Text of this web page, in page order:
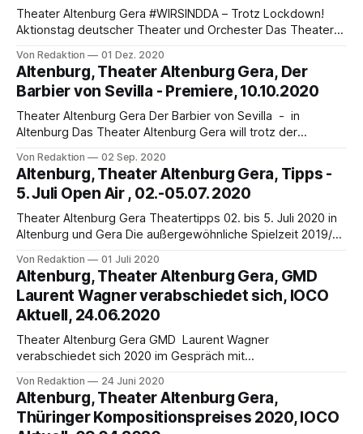
Theater Altenburg Gera #WIRSINDDA – Trotz Lockdown!
Aktionstag deutscher Theater und Orchester Das Theater
bundesweiten Aktionstag #WIRSINDDA, der durch die
Intendantengruppe des Deutschen Bühnenvereins vor dem
Hintergrund der andauernden Schließung von Theater- und
Konzerthäusern initiiert wurde. IOCO stellt drei Theater vor
Von Redaktion 01 Dez. 2020
Altenburg, Theater Altenburg Gera, Der
Barbier von Sevilla - Premiere, 10.10.2020
Theater Altenburg Gera Der Barbier von Sevilla - in
Altenburg Das Theater Altenburg Gera will trotz der
verzichten. Und so bringt das Ensemble des Musiktheaters
am Samstag, 10. Oktober um 19.30 Uhr im Theaterzelt
Altenburg eine halbszenische Spezialfassung von
Gioacchino Rossinis turbulentem Meisterwerk
Von Redaktion 02 Sep. 2020
Altenburg, Theater Altenburg Gera, Tipps -
5. Juli Open Air , 02.-05.07. 2020
Theater Altenburg Gera Theatertipps 02. bis 5. Juli 2020 in
Altenburg und Gera Die außergewöhnliche Spielzeit 2019/20
Aufführungen und Konzerten, die noch bis Sonntag, 5. Juli
Open Air stattfinden. Mit heiter beschwingten Programmen
verabschieden sich die Künstler und Musiker danach in
Von Redaktion 01 Juli 2020
Altenburg, Theater Altenburg Gera, GMD
Laurent Wagner verabschiedet sich, IOCO
Aktuell, 24.06.2020
Theater Altenburg Gera GMD Laurent Wagner
verabschiedet sich 2020 im Gespräch mit
Lyon, französischer Staatsbürger, seit 2013
Generalmusikdirektor am Theater Altenburg Gera. war
zuvor in gleicher Position am Theater Dortmund und am
Von Redaktion 24 Juni 2020
Altenburg, Theater Altenburg Gera,
Thüringer Kompositionspreises 2020, IOCO